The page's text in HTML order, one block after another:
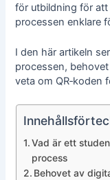
för utbildning för
processen enklare
I den här artikeln
processen,
veta om QR‑koden
Vad är ett
process
Behovet av